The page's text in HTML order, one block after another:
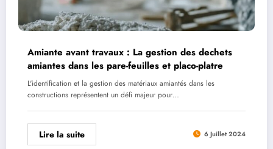
Amiante avant travaux : La gestion des dechets
amiantes dans les pare-feuilles et placo-platre
L'identification et la gestion des matériaux amiantés dans les
constructions représentent un défi majeur pour…
Lire la suite 6 Juillet 2024